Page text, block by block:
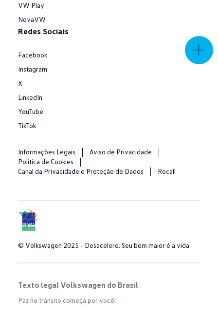
VW Play
NovaVW
Redes Sociais
Facebook
Instagram
X
LinkedIn
YouTube
TikTok
Informações Legais
Aviso de Privacidade
Política de Cookies
Canal da Privacidade e Proteção de Dados
Recall
© Volkswagen 2025 - Desacelere. Seu bem maior é a vida.
Texto legal Volkswagen do Brasil
Paz no trânsito começa por você!